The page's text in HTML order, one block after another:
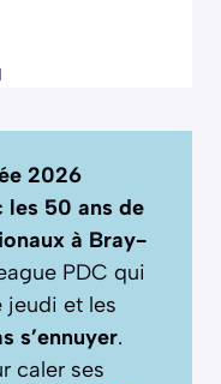
2026
les 50 ans de
à Bray-
PDC qui
jeudi et les
s’ennuyer.
caler ses